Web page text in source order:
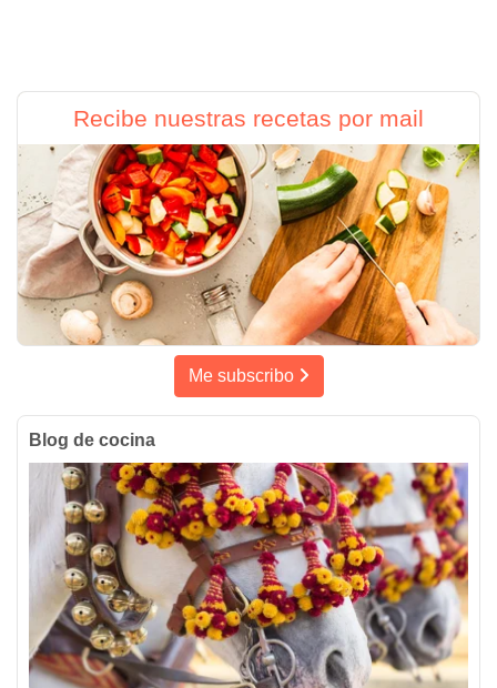
Recibe nuestras recetas por mail
Me subscribo
Blog de cocina